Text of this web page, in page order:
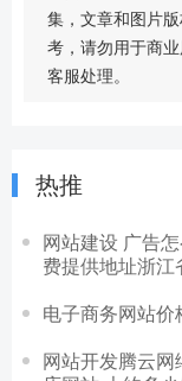
集，文章和图片
考，请勿用于商
客服处理。
热推
网站建设 广告
费提供地址浙江
电子商务网站价
网站开发腾云网